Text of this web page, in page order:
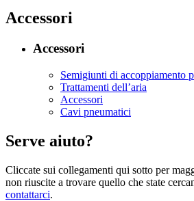
Accessori
Accessori
Semigiunti di accoppiamento
Trattamenti dell’aria
Accessori
Cavi pneumatici
Serve aiuto?
Cliccate sui collegamenti qui sotto per
non riuscite a trovare quello che state
contattarci.